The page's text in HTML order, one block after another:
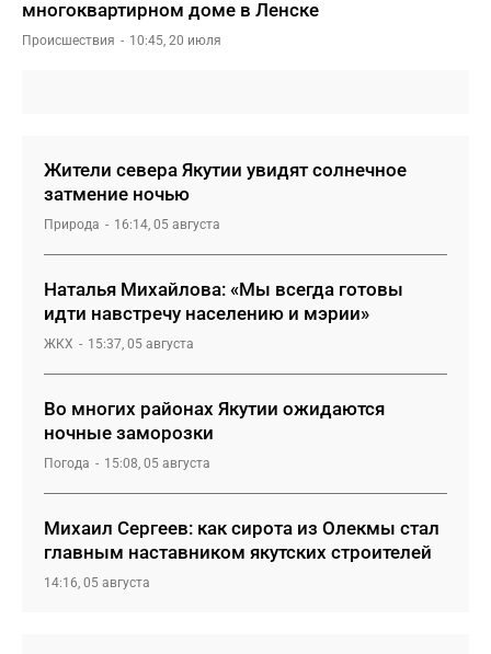
многоквартирном доме в Ленске
Происшествия 10:45, 20 июля
Жители севера Якутии увидят солнечное
затмение ночью
Природа 16:14, 05 августа
Наталья Михайлова: «Мы всегда готовы
идти навстречу населению и мэрии»
ЖКХ 15:37, 05 августа
Во многих районах Якутии ожидаются
ночные заморозки
Погода 15:08, 05 августа
Михаил Сергеев: как сирота из Олекмы стал
главным наставником якутских строителей
14:16, 05 августа